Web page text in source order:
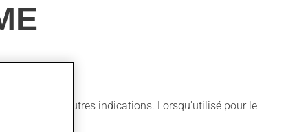
pour d'autres indications. Lorsqu'utilisé pour le